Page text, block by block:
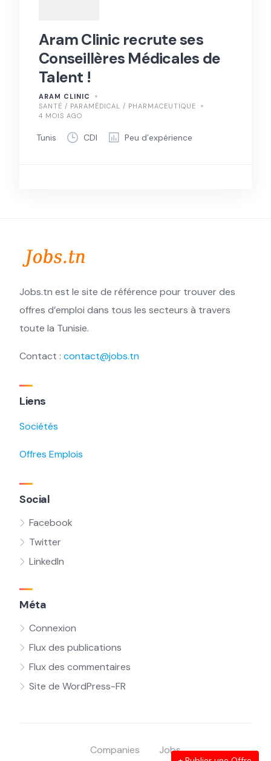
Aram Clinic recrute ses
Conseillères Médicales de
Talent !
ARAM CLINIC
SANTÉ / PARAMÉDICAL / PHARMACEUTIQUE
4 MOIS AGO
Tunis CDI Peu d’expérience
Jobs.tn est le site de référence pour trouver des
offres d’emploi dans tous les secteurs à travers
toute la Tunisie.
Contact : contact@jobs.tn
Liens
Sociétés
Offres Emplois
Social
Facebook
Twitter
LinkedIn
Méta
Connexion
Flux des publications
Flux des commentaires
Site de WordPress-FR
Companies Jobs